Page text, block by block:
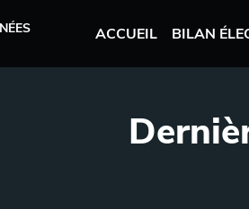
ACCUEIL BILAN